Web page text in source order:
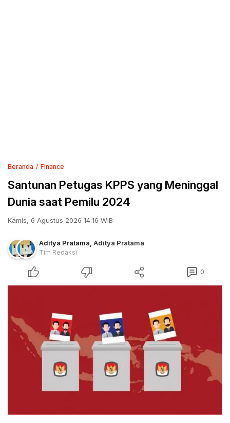
Beranda Finance
Santunan Petugas KPPS yang Meninggal
Dunia saat Pemilu 2024
Kamis, 6 Agustus 2026 14:16 WIB
Aditya Pratama Aditya Pratama
Tim Redaksi
0